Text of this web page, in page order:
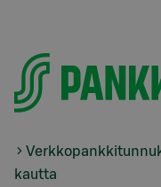
kautta